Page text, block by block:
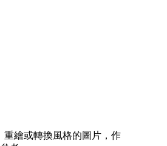
重繪或轉換風格的圖片，作